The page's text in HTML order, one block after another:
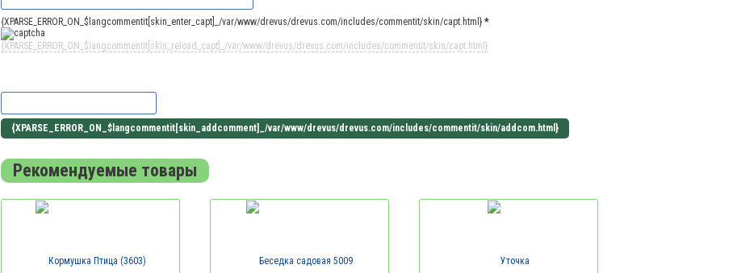
{XPARSE_ERROR_ON_$langcommentit[skin_enter_capt]_/var/www/drevus/drevus.com/includes/commentit/skin/capt.html} *
{XPARSE_ERROR_ON_$langcommentit[skin_reload_capt]_/var/www/drevus/drevus.com/includes/commentit/skin/capt.html}
Рекомендуемые товары